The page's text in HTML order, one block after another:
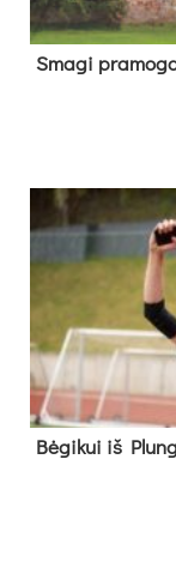
Sma­gi
Bė­gi­kui iš